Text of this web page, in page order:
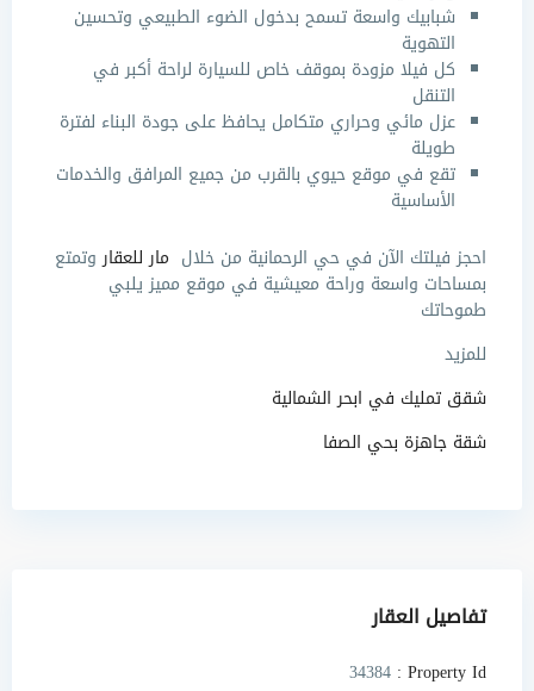
شبابيك واسعة تسمح بدخول الضوء الطبيعي وتحسين
التهوية
كل فيلا مزودة بموقف خاص للسيارة لراحة أكبر في
التنقل
عزل مائي وحراري متكامل يحافظ على جودة البناء لفترة
طويلة
تقع في موقع حيوي بالقرب من جميع المرافق والخدمات
الأساسية
احجز فيلتك الآن في حي الرحمانية من خلال مار للعقاروتمتع
بمساحات واسعة وراحة معيشية في موقع مميز يلبي
طموحاتك
للمزيد
شقق تمليك في ابحر الشمالية
شقة جاهزة بحي الصفا
تفاصيل العقار
Property Id :
34384